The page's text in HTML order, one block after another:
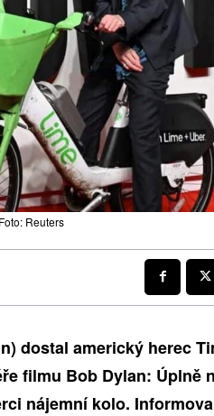
Reuters
dostal americký herec
filmu Bob Dylan: Úplně
nájemní kolo.